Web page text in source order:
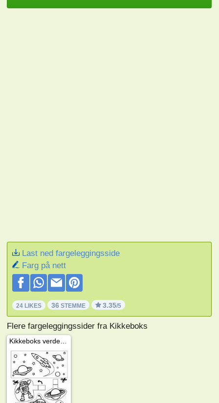
Last ned fargeleggingsside
Farg på nett
24 LIKES 36 STEMME 3.35/5
Flere fargeleggingssider fra Kikkeboks